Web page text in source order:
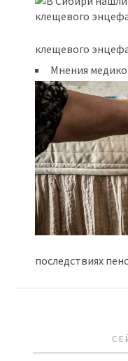
клещевого
Мнения
последствиях